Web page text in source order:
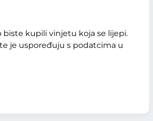
kupili vinjetu koja se lijepi.
je uspoređuju s podatcima u